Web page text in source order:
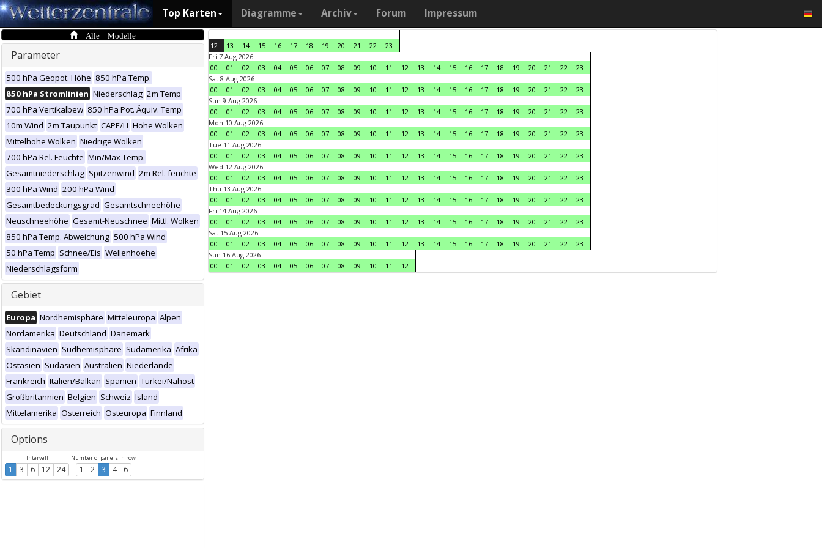
Top Karten Diagramme Archiv Forum Impressum
Alle Modelle
Parameter
500 hPa Geopot. Höhe 850 hPa Temp.
850 hPa Stromlinien Niederschlag 2m Temp
700 hPa Vertikalbew 850 hPa Pot. Äquiv. Temp
10m Wind 2m Taupunkt CAPE/LI Hohe Wolken
Mittelhohe Wolken Niedrige Wolken
700 hPa Rel. Feuchte Min/Max Temp.
Gesamtniederschlag Spitzenwind 2m Rel. feuchte
300 hPa Wind 200 hPa Wind
Gesamtbedeckungsgrad Gesamtschneehöhe
Neuschneehöhe Gesamt-Neuschnee Mittl. Wolken
850 hPa Temp. Abweichung 500 hPa Wind
50 hPa Temp Schnee/Eis Wellenhoehe
Niederschlagsform
Gebiet
Europa Nordhemisphäre Mitteleuropa Alpen
Nordamerika Deutschland Dänemark
Skandinavien Südhemisphäre Südamerika Afrika
Ostasien Südasien Australien Niederlande
Frankreich Italien/Balkan Spanien Türkei/Nahost
Großbritannien Belgien Schweiz Island
Mittelamerika Österreich Osteuropa Finnland
Options
Intervall
1 3 6 12 24
Number of panels in row
1 2 3 4 6
12 13 14 15 16 17 18 19 20 21 22
23
Fri 7 Aug 2026
00
01 02 03 04 05 06 07 08 09 10 11 12 13 14 15 16 17 18 19 20 21 22
23
Sat 8 Aug 2026
00
01 02 03 04 05 06 07 08 09 10 11 12 13 14 15 16 17 18 19 20 21 22
23
Sun 9 Aug 2026
00
01 02 03 04 05 06 07 08 09 10 11 12 13 14 15 16 17 18 19 20 21 22
23
Mon 10 Aug 2026
00
01 02 03 04 05 06 07 08 09 10 11 12 13 14 15 16 17 18 19 20 21 22
23
Tue 11 Aug 2026
00
01 02 03 04 05 06 07 08 09 10 11 12 13 14 15 16 17 18 19 20 21 22
23
Wed 12 Aug 2026
00
01 02 03 04 05 06 07 08 09 10 11 12 13 14 15 16 17 18 19 20 21 22
23
Thu 13 Aug 2026
00
01 02 03 04 05 06 07 08 09 10 11 12 13 14 15 16 17 18 19 20 21 22
23
Fri 14 Aug 2026
00
01 02 03 04 05 06 07 08 09 10 11 12 13 14 15 16 17 18 19 20 21 22
23
Sat 15 Aug 2026
00
01 02 03 04 05 06 07 08 09 10 11 12 13 14 15 16 17 18 19 20 21 22
23
Sun 16 Aug 2026
00
01 02 03 04 05 06 07 08 09 10 11 12